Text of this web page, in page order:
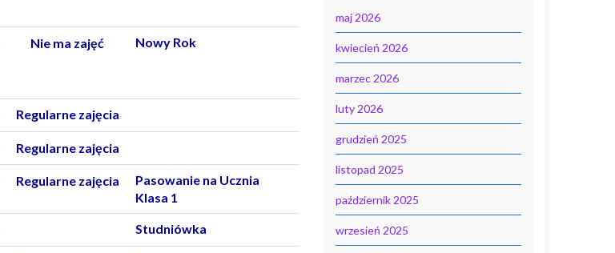
Nie ma zajęć Nowy Rok
Regularne zajęcia
Regularne zajęcia
Regularne zajęcia
Pasowanie na Ucznia
Klasa 1
Studniówka
maj 2026
kwiecień 2026
marzec 2026
luty 2026
grudzień 2025
listopad 2025
październik 2025
wrzesień 2025